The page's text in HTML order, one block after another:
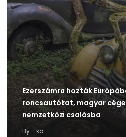
Ezerszámra hozták
roncsautókat, magyar
nemzetközi csalásba
By -ko